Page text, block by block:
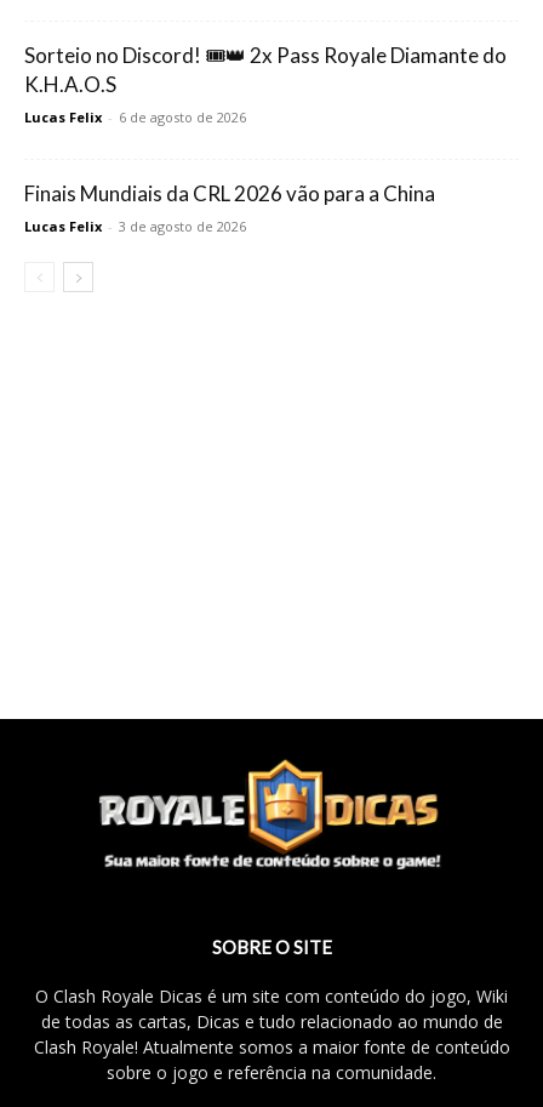
Sorteio no Discord! 🎟️👑 2x Pass Royale Diamante do
K.H.A.O.S
Lucas Felix - 6 de agosto de 2026
Finais Mundiais da CRL 2026 vão para a China
Lucas Felix - 3 de agosto de 2026
SOBRE O SITE
O Clash Royale Dicas é um site com conteúdo do jogo, Wiki
de todas as cartas, Dicas e tudo relacionado ao mundo de
Clash Royale! Atualmente somos a maior fonte de conteúdo
sobre o jogo e referência na comunidade.